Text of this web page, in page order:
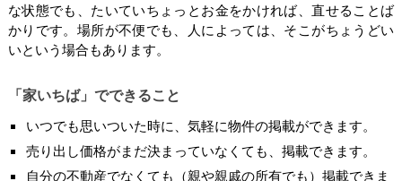
な状態でも、たいていちょっとお金をかければ、直せることば
かりです。場所が不便でも、人によっては、そこがちょうどい
いという場合もあります。
「家いちば」でできること
いつでも思いついた時に、気軽に物件の掲載ができます。
売り出し価格がまだ決まっていなくても、掲載できます。
自分の不動産でなくても（親や親戚の所有でも）掲載できま